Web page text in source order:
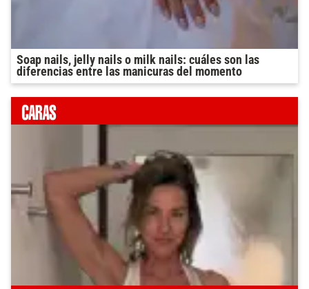
Soap nails, jelly nails o milk nails: cuáles son las
diferencias entre las manicuras del momento